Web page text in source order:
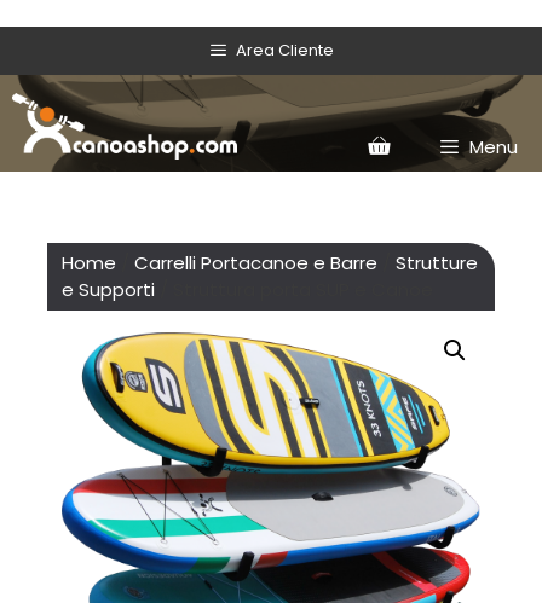
Area Cliente
Menu
Home Carrelli Portacanoe e Barre
Strutture
e Supporti